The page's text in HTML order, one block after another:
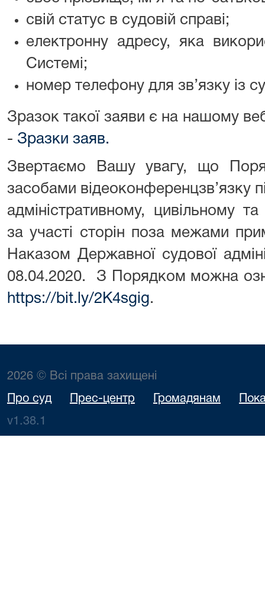
свій статус в судовій справі;
електронну адресу, яка
Системі;
номер телефону для зв’язку із
Зразок такої заяви є на нашому
- Зразки заяв.
Звертаємо Вашу увагу, що
засобами відеоконференцзв’язку
адміністративному, цивільному
за участі сторін поза межами
Наказом Державної судової
08.04.2020. З Порядком можна
https://bit.ly/2K4sgig.
2026 © Всі права захищені
Про суд Прес-центр Громадянам
v1.38.1